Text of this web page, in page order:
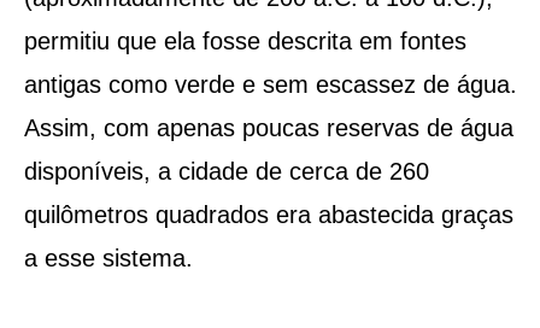
permitiu que ela fosse descrita em fontes
antigas como verde e sem escassez de água.
Assim, com apenas poucas reservas de água
disponíveis, a cidade de cerca de 260
quilômetros quadrados era abastecida graças
a esse sistema.